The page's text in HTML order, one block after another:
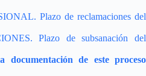
Plazo de reclamaciones del
Plazo de subsanación del
documentación de este proceso